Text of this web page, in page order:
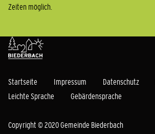
Zeiten möglich.
Startseite Impressum Datenschutz
Leichte Sprache
Gebärdensprache
Copyright © 2020 Gemeinde Biederbach